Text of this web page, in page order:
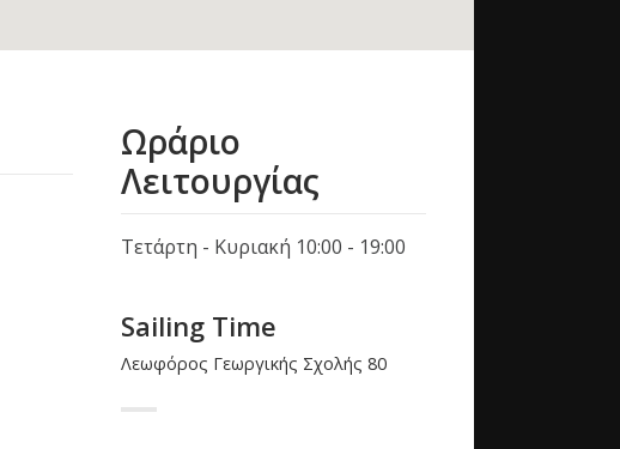
Ωράριο
Λειτουργίας
Τετάρτη - Κυριακή 10:00 - 19:00
Sailing Time
Λεωφόρος Γεωργικής Σχολής 80